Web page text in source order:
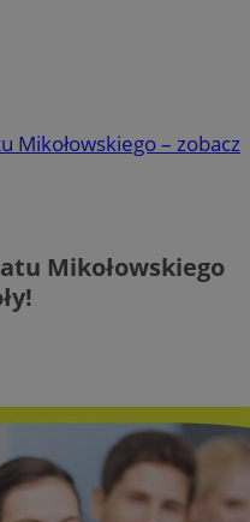
Mikołowskiego – zobacz
Mikołowskiego